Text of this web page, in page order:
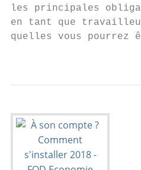
les principales
en tant que
quelles vous pourrez